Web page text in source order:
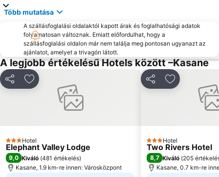
Több mutatása
A szállásfoglalási oldalaktól kapott árak és foglalhatósági adatok
folyamatosan változnak. Emiatt előfordulhat, hogy a
szállásfoglalási oldalon már nem találja meg pontosan ugyanazt az
ajánlatot, amelyet a trivagón látott.
A legjobb értékelésű Hotels között –Kasane
MegosztásHozzáadás a kedvencekhez
3 Kategória
Hotel
Elephant Valley Lodge
9,0 Kiváló (481 értékelés)
Kasane, 1.9 km-re innen: Városközpont
MegosztásHozzáadás
3 Kategória
Hotel
Two Rivers Hotel
8,7 Kiváló (205
Kasane, 0.7 km-re